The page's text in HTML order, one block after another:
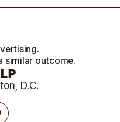
D.C.
similar outcome.